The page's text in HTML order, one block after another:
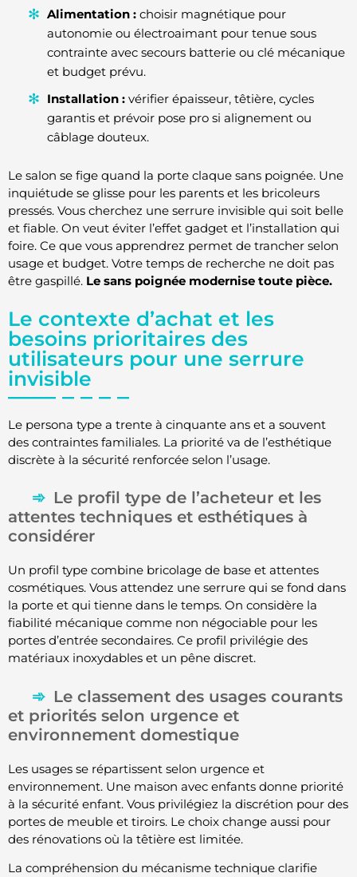
Alimentation : choisir magnétique pour
autonomie ou électroaimant pour tenue sous
contrainte avec secours batterie ou clé mécanique
et budget prévu.
Installation : vérifier épaisseur, têtière, cycles
garantis et prévoir pose pro si alignement ou
câblage douteux.
Le salon se fige quand la porte claque sans poignée. Une
inquiétude se glisse pour les parents et les bricoleurs
pressés. Vous cherchez une serrure invisible qui soit belle
et fiable. On veut éviter l’effet gadget et l’installation qui
foire. Ce que vous apprendrez permet de trancher selon
usage et budget. Votre temps de recherche ne doit pas
être gaspillé. Le sans poignée modernise toute pièce.
Le contexte d’achat et les
besoins prioritaires des
utilisateurs pour une serrure
invisible
Le persona type a trente à cinquante ans et a souvent
des contraintes familiales. La priorité va de l’esthétique
discrète à la sécurité renforcée selon l’usage.
Le profil type de l’acheteur et les
attentes techniques et esthétiques à
considérer
Un profil type combine bricolage de base et attentes
cosmétiques. Vous attendez une serrure qui se fond dans
la porte et qui tienne dans le temps. On considère la
fiabilité mécanique comme non négociable pour les
portes d’entrée secondaires. Ce profil privilégie des
matériaux inoxydables et un pêne discret.
Le classement des usages courants
et priorités selon urgence et
environnement domestique
Les usages se répartissent selon urgence et
environnement. Une maison avec enfants donne priorité
à la sécurité enfant. Vous privilégiez la discrétion pour des
portes de meuble et tiroirs. Le choix change aussi pour
des rénovations où la têtière est limitée.
La compréhension du mécanisme technique clarifie